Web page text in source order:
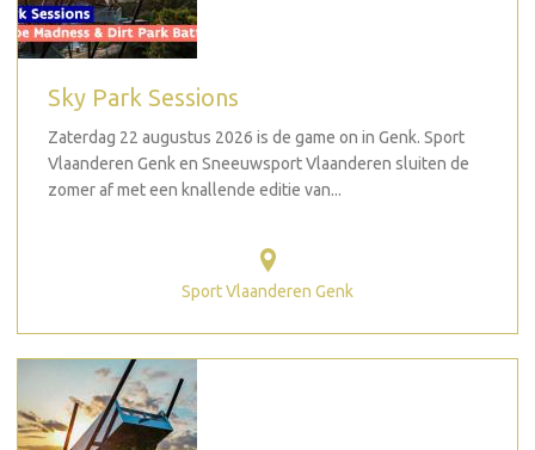
Sky Park Sessions
Zaterdag 22 augustus 2026 is de game on in Genk. Sport
Vlaanderen Genk en Sneeuwsport Vlaanderen sluiten de
zomer af met een knallende editie van...
Sport Vlaanderen Genk